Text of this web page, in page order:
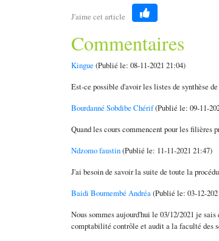
J'aime cet article
Like
Commentaires
Kingue (Publié le: 08-11-2021 21:04)
Est-ce possible d'avoir les listes de synthèse
Bourdanné Sobdibe Chérif(Publié le: 09-11-
Quand les cours commencent pour les filières
Ndzomo faustin(Publié le: 11-11-2021 21:47)
J'ai besoin de savoir la suite de toute la
Baidi Bournembé Andréa(Publié le: 03-12-
Nous sommes aujourd'hui le 03/12/2021 je
comptabilité contrôle et audit a la faculté des